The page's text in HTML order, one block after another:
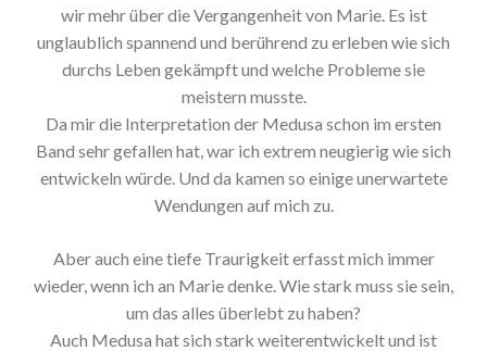
wir mehr über die Vergangenheit von Marie. Es ist
unglaublich spannend und berührend zu erleben wie sich
durchs Leben gekämpft und welche Probleme sie
meistern musste.
Da mir die Interpretation der Medusa schon im ersten
Band sehr gefallen hat, war ich extrem neugierig wie sich
entwickeln würde. Und da kamen so einige unerwartete
Wendungen auf mich zu.
Aber auch eine tiefe Traurigkeit erfasst mich immer
wieder, wenn ich an Marie denke. Wie stark muss sie sein,
um das alles überlebt zu haben?
Auch Medusa hat sich stark weiterentwickelt und ist